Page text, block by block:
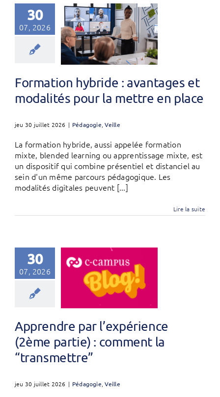
30
07, 2026
Formation hybride : avantages et
modalités pour la mettre en place
jeu 30 juillet 2026 | Pédagogie ,Veille
La formation hybride, aussi appelée formation
mixte, blended learning ou apprentissage mixte, est
un dispositif qui combine présentiel et distanciel au
sein d'un même parcours pédagogique. Les
modalités digitales peuvent [...]
Lire la suite
30
07, 2026
Apprendre par l’expérience
(2ème partie) : comment la
“transmettre”
jeu 30 juillet 2026 | Pédagogie ,Veille